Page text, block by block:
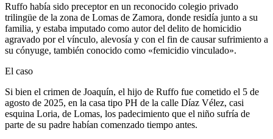
Ruffo había sido preceptor en un reconocido colegio privado
trilingüe de la zona de Lomas de Zamora, donde residía junto a su
familia, y estaba imputado como autor del delito de homicidio
agravado por el vínculo, alevosía y con el fin de causar sufrimiento a
su cónyuge, también conocido como «femicidio vinculado».
El caso
Si bien el crimen de Joaquín, el hijo de Ruffo fue cometido el 5 de
agosto de 2025, en la casa tipo PH de la calle Díaz Vélez, casi
esquina Loria, de Lomas, los padecimiento que el niño sufría de
parte de su padre habían comenzado tiempo antes.